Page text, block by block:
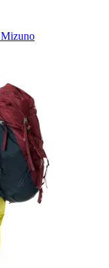
Mizuno